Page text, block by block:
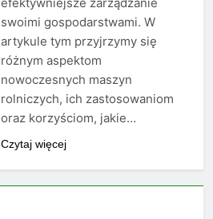
swoimi gospodarstwami. W
artykule tym przyjrzymy się
różnym aspektom
nowoczesnych maszyn
rolniczych, ich zastosowaniom
oraz korzyściom, jakie…
Czytaj więcej